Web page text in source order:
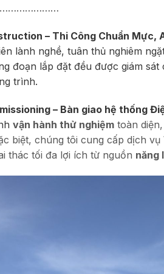
– Thi Công Chuẩn Mực,
lành nghề, tuân thủ nghiêm
đoạn lắp đặt đều được giám
trình.
– Bàn giao hệ thống
vận hành thử nghiệm toàn
biệt, chúng tôi cung cấp dịch
thác tối đa lợi ích từ nguồn năng